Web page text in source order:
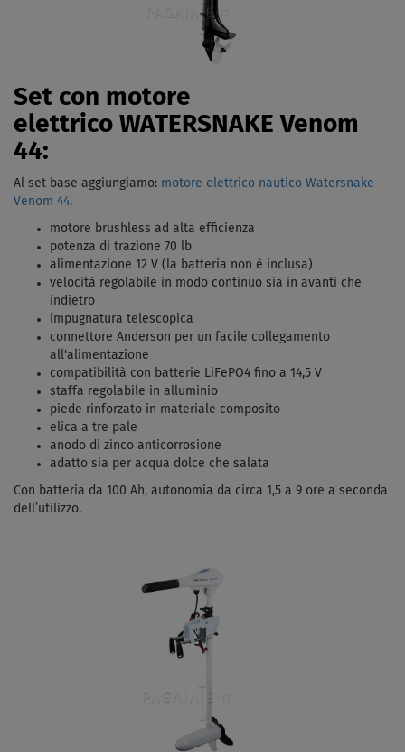
Set con motore
elettrico WATERSNAKE Venom
44:
Al set base aggiungiamo: motore elettrico nautico Watersnake
Venom 44.
motore brushless ad alta efficienza
potenza di trazione 70 lb
alimentazione 12 V (la batteria non è inclusa)
velocità regolabile in modo continuo sia in avanti che
indietro
impugnatura telescopica
connettore Anderson per un facile collegamento
all'alimentazione
compatibilità con batterie LiFePO4 fino a 14,5 V
staffa regolabile in alluminio
piede rinforzato in materiale composito
elica a tre pale
anodo di zinco anticorrosione
adatto sia per acqua dolce che salata
Con batteria da 100 Ah, autonomia da circa 1,5 a 9 ore a seconda
dell’utilizzo.